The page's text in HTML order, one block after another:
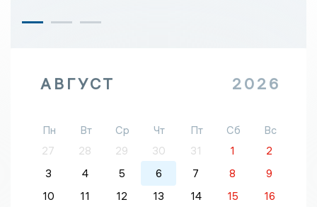
АВГУСТ 2026
Пн Вт Ср Чт Пт Сб
Вс
27
28 29 30 31 1
2
3
4 5 6 7 8
9
10
11 12 13 14 15
16